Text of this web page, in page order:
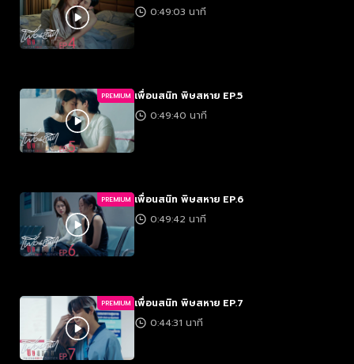
0:49:03 นาที
PREMIUM เพื่อนสนิท พิษสหาย EP.5
0:49:40 นาที
PREMIUM เพื่อนสนิท พิษสหาย EP.6
0:49:42 นาที
PREMIUM เพื่อนสนิท พิษสหาย EP.7
0:44:31 นาที